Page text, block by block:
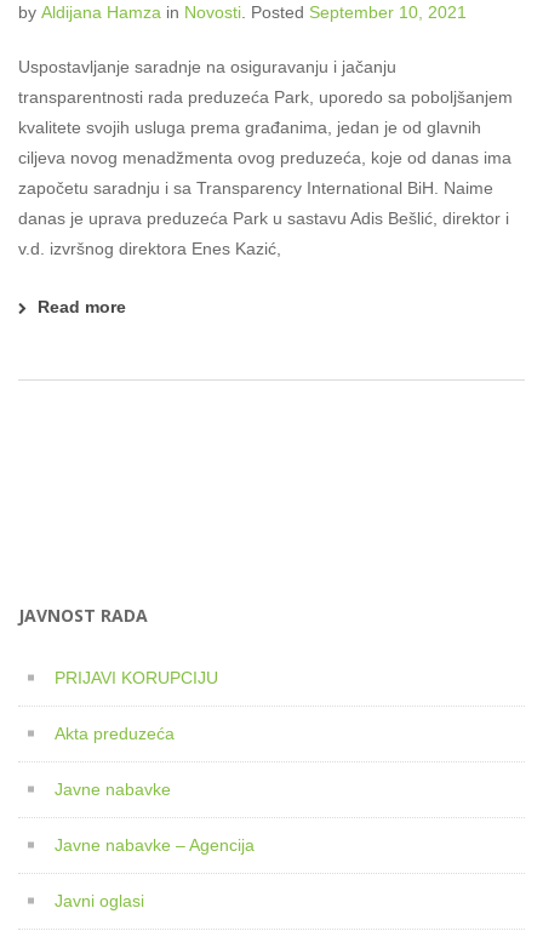
by Aldijana Hamza in Novosti Posted September 10, 2021
Uspostavljanje saradnje na osiguravanju i jačanju
transparentnosti rada preduzeća Park, uporedo sa poboljšanjem
kvalitete svojih usluga prema građanima, jedan je od glavnih
ciljeva novog menadžmenta ovog preduzeća, koje od danas ima
započetu saradnju i sa Transparency International BiH. Naime
danas je uprava preduzeća Park u sastavu Adis Bešlić, direktor i
v.d. izvršnog direktora Enes Kazić,
Read more
JAVNOST RADA
PRIJAVI KORUPCIJU
Akta preduzeća
Javne nabavke
Javne nabavke – Agencija
Javni oglasi